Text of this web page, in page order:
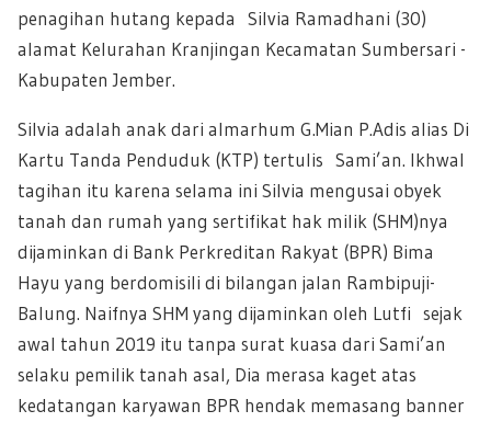
penagihan hutang kepada Silvia Ramadhani (30)
alamat Kelurahan Kranjingan Kecamatan Sumbersari -
Kabupaten Jember.
Silvia adalah anak dari almarhum G.Mian P.Adis alias Di
Kartu Tanda Penduduk (KTP) tertulis Sami’an. Ikhwal
tagihan itu karena selama ini Silvia mengusai obyek
tanah dan rumah yang sertifikat hak milik (SHM)nya
dijaminkan di Bank Perkreditan Rakyat (BPR) Bima
Hayu yang berdomisili di bilangan jalan Rambipuji-
Balung. Naifnya SHM yang dijaminkan oleh Lutfi sejak
awal tahun 2019 itu tanpa surat kuasa dari Sami’an
selaku pemilik tanah asal, Dia merasa kaget atas
kedatangan karyawan BPR hendak memasang banner